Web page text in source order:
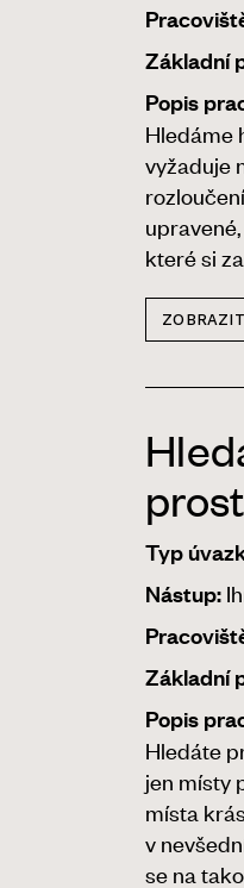
Základní
Popis
Hledáme
vyžaduje
které si
Typ
Nástup:
Základní
Popis
Hledáte
jen místy
místa
v
se na